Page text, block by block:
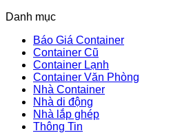
Danh mục
Báo Giá Container
Container Cũ
Container Lạnh
Container Văn Phòng
Nhà Container
Nhà di động
Nhà lắp ghép
Thông Tin